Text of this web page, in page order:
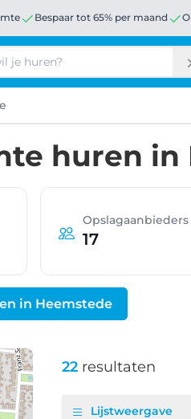
Bespaar tot 65% per maand
huren in
Opslagaanbieders
17
in Heemstede
22 resultaten
Lijstweergave